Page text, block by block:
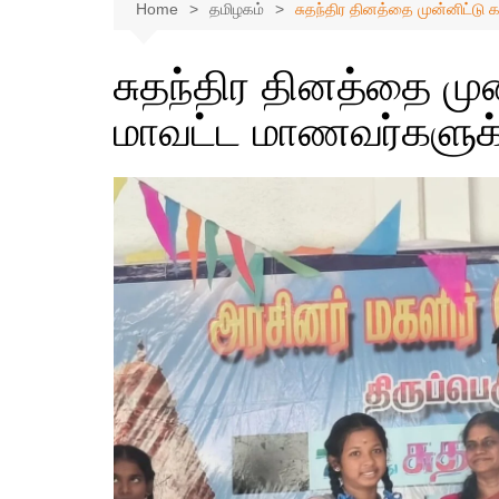
Home தமிழகம் சுதந்திர தினத்தை முன்னிட்டு
சுதந்திர தினத்தை
மாவட்ட